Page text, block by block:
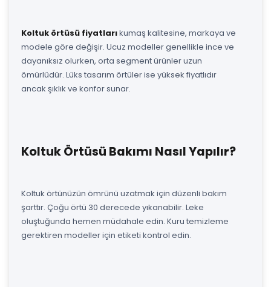
Koltuk örtüsü fiyatlarıkumaş kalitesine, markaya ve
modele göre değişir. Ucuz modeller genellikle ince ve
dayanıksız olurken, orta segment ürünler uzun
ömürlüdür. Lüks tasarım örtüler ise yüksek fiyatlıdır
ancak şıklık ve konfor sunar.
Koltuk Örtüsü Bakımı Nasıl Yapılır?
Koltuk örtünüzün ömrünü uzatmak için düzenli bakım
şarttır. Çoğu örtü 30 derecede yıkanabilir. Leke
oluştuğunda hemen müdahale edin. Kuru temizleme
gerektiren modeller için etiketi kontrol edin.